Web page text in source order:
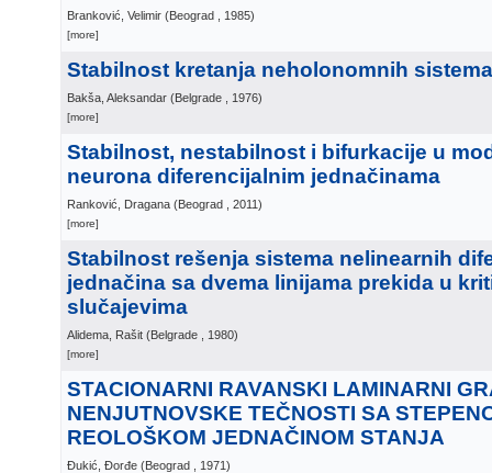
Branković, Velimir (Beograd , 1985)
[more]
Stabilnost kretanja neholonomnih sistema
Bakša, Aleksandar (Belgrade , 1976)
[more]
Stabilnost, nestabilnost i bifurkacije u
neurona diferencijalnim jednačinama
Ranković, Dragana (Beograd , 2011)
[more]
Stabilnost rešenja sistema nelinearnih
jednačina sa dvema linijama prekida u
slučajevima
Alidema, Rašit (Belgrade , 1980)
[more]
STACIONARNI RAVANSKI LAMINARNI
NENJUTNOVSKE TEČNOSTI SA
REOLOŠKOM JEDNAČINOM STANJA
Đukić, Đorđe (Beograd , 1971)